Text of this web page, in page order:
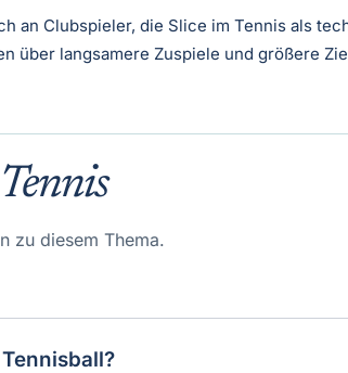
an Clubspieler, die Slice im Tennis als
über langsamere Zuspiele und größere
zu diesem Thema.